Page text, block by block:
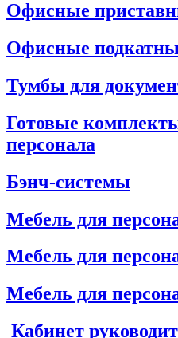
Офисные
Офисные
Тумбы для
Готовые
персонала
Бэнч-системы
Мебель для
Мебель для
Мебель для
Кабинет